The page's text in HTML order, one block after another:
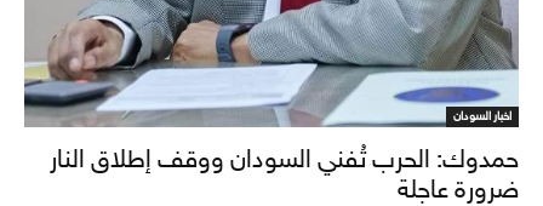
اخبار السودان
حمدوك: الحرب تُفني السودان ووقف إطلاق النار
ضرورة عاجلة